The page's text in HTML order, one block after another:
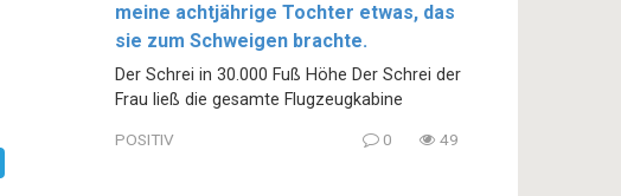
meine achtjährige Tochter etwas, das
sie zum Schweigen brachte.
Der Schrei in 30.000 Fuß Höhe Der Schrei der
Frau ließ die gesamte Flugzeugkabine
POSITIV 0 49